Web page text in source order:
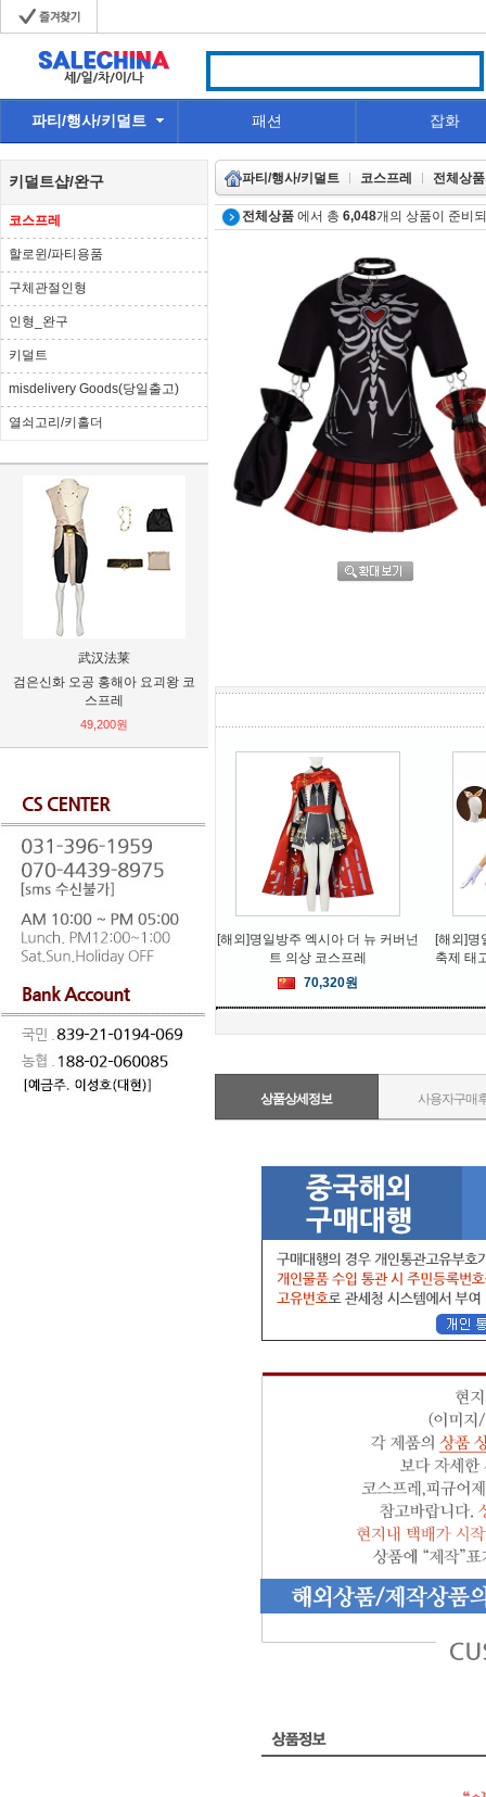
파티/행사/키덜트 패션 잡화
키덜트샵/완구
코스프레
할로윈/파티용품
구체관절인형
인형_완구
키덜트
misdelivery Goods(당일출고)
열쇠고리/키홀더
武汉法莱
검은신화 오공 홍해아 요괴왕 코
스프레
49,200원
파티/행사/키덜트 코스프레 전체상품
전체상품 에서 총 6,048개의 상품이 준비
[해외]명일방주 엑시아 더 뉴 커버넌
트 의상 코스프레
70,320원
[해외]명
축제 태
상품상세정보 사용자구매